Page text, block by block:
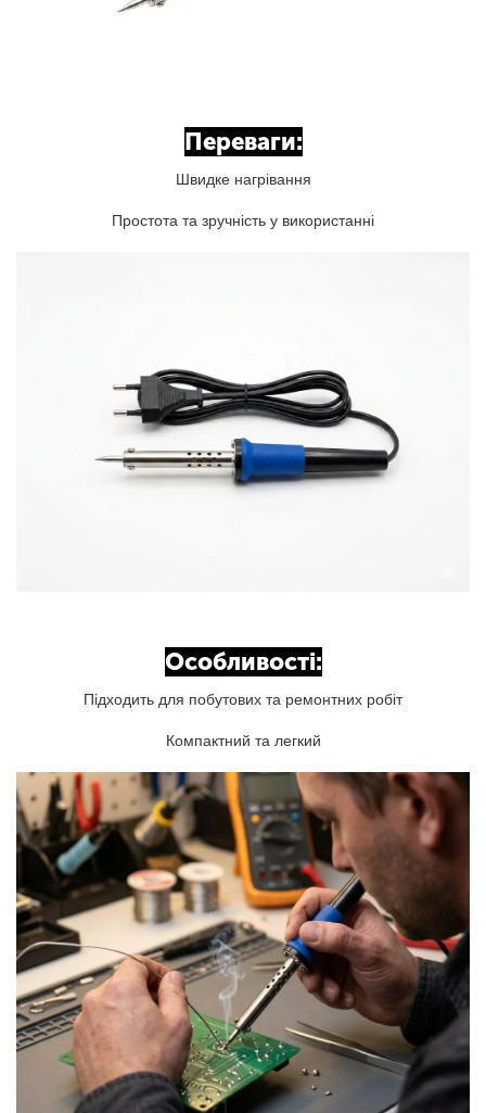
Переваги:
Швидке нагрівання
Простота та зручність у використанні
Особливості:
Підходить для побутових та ремонтних робіт
Компактний та легкий